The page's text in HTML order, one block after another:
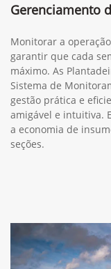
Gerenciamento
Monitorar a
garantir que cada
máximo. As
Sistema de
gestão prática e
amigável e intuitiva.
a economia de
seções.